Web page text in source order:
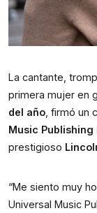
La cantante,
primera mujer en
del año , firmó un
Music Publishing
prestigioso
“Me siento muy
Universal Music